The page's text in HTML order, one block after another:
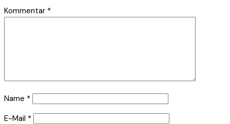
Kommentar *
Name *
E-Mail *